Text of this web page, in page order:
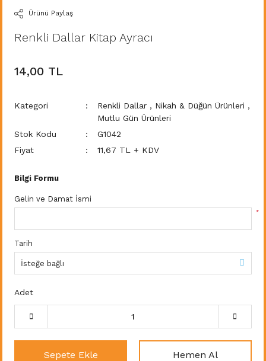
Ürünü Paylaş
Renkli Dallar Kitap Ayracı
14,00 TL
Kategori Renkli Dallar , Nikah & Düğün Ürünleri ,
Mutlu Gün Ürünleri
Stok Kodu
G1042
Fiyat
11,67 TL + KDV
Bilgi Formu
Gelin ve Damat İsmi
*
Tarih
Adet
Sepete Ekle Hemen Al